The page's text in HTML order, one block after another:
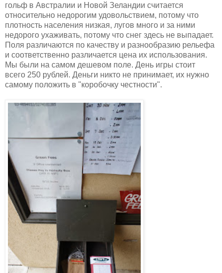
гольф в Австралии и Новой Зеландии считается
относительно недорогим удовольствием, потому что
плотность населения низкая, лугов много и за ними
недорого ухаживать, потому что снег здесь не выпадает.
Поля различаются по качеству и разнообразию рельефа
и соответственно различается цена их использования.
Мы были на самом дешевом поле. День игры стоит
всего 250 рублей. Деньги никто не принимает, их нужно
самому положить в "коробочку честности".